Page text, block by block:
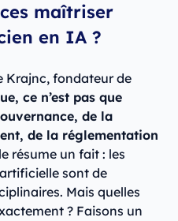
maîtriser
en IA ?
Krajnc, fondateur de
ce n’est pas que
de la
de la réglementation
résume un fait : les
sont de
Mais quelles
? Faisons un